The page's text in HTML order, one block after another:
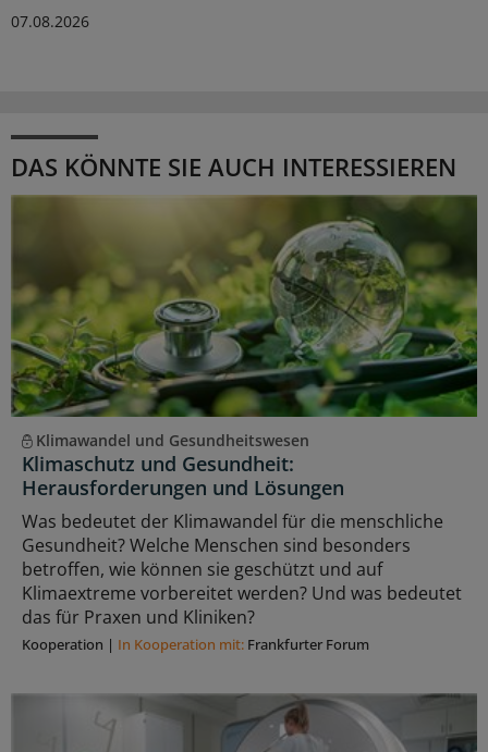
07.08.2026
DAS KÖNNTE SIE AUCH INTERESSIEREN
Klimawandel und Gesundheitswesen
Klimaschutz und Gesundheit:
Herausforderungen und Lösungen
Was bedeutet der Klimawandel für die menschliche
Gesundheit? Welche Menschen sind besonders
betroffen, wie können sie geschützt und auf
Klimaextreme vorbereitet werden? Und was bedeutet
das für Praxen und Kliniken?
Kooperation | In Kooperation mit: Frankfurter Forum